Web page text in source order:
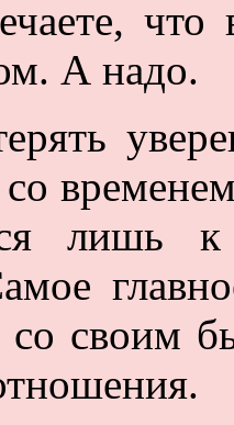
А надо.
со
лишь
своим